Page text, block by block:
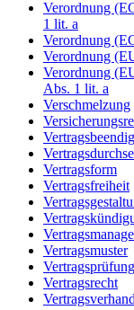
Verordnung
1 lit. a
Verordnung
Verordnung
Verordnung
Abs. 1 lit. a
Verschmelzung
Vertragsform
Vertragsfreiheit
Vertragsmuster
Vertragsprüfung
Vertragsrecht